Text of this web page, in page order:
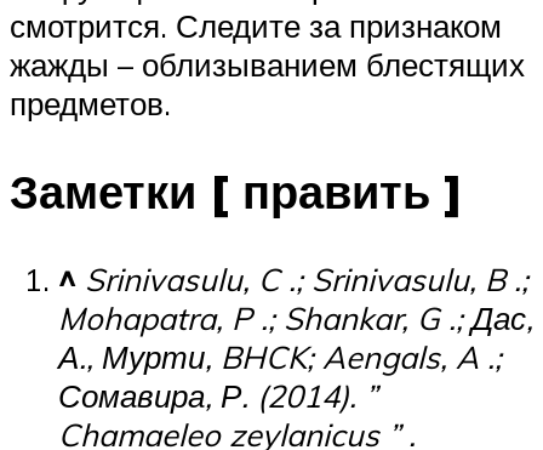
смотрится. Следите за признаком
жажды – облизыванием блестящих
предметов.
Заметки [ править ]
^ Srinivasulu, C .; Srinivasulu, B .;
Mohapatra, P .; Shankar, G .; Дас,
А., Мурти, BHCK; Aengals, A .;
Сомавира, Р. (2014). ”
Chamaeleo zeylanicus ” .